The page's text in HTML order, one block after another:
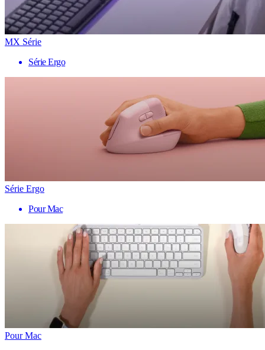
MX Série
Série Ergo
Série Ergo
Pour Mac
Pour Mac